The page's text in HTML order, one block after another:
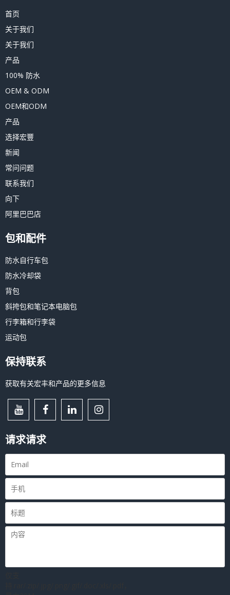
首页
关于我们
关于我们
产品
100% 防水
OEM & ODM
OEM和ODM
产品
选择宏豐
新闻
常问问题
联系我们
向下
阿里巴巴店
包和配件
防水自行车包
防水冷却袋
背包
斜挎包和笔记本电脑包
行李箱和行李袋
运动包
保持联系
获取有关宏丰和产品的更多信息
请求请求